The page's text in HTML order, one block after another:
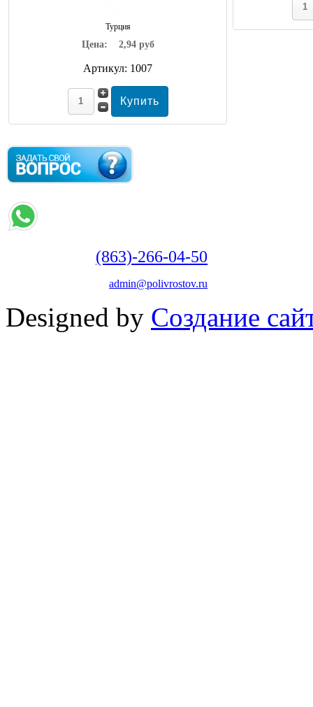
Турция
Цена: 2,94 руб
Артикул: 1007
(863)-266-04-50
admin@polivrostov.ru
Designed by Создание